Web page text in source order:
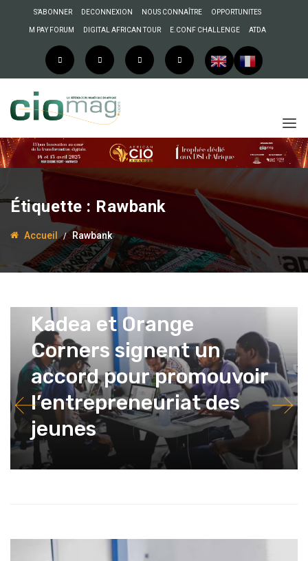
S’ABONNER DECONNEXION NOUS CONNAÎTRE OPPORTUNITES
M PAY FORUM DIGITAL AFRICAN TOUR E.CONF CHALLENGE ATDA
Étiquette : Rawbank
Accueil Rawbank
10 juin 2025 Enock Bulonza
Kadea et Orange
Corners signent un
accord pour promouvoir
l’entrepreneuriat des
jeunes